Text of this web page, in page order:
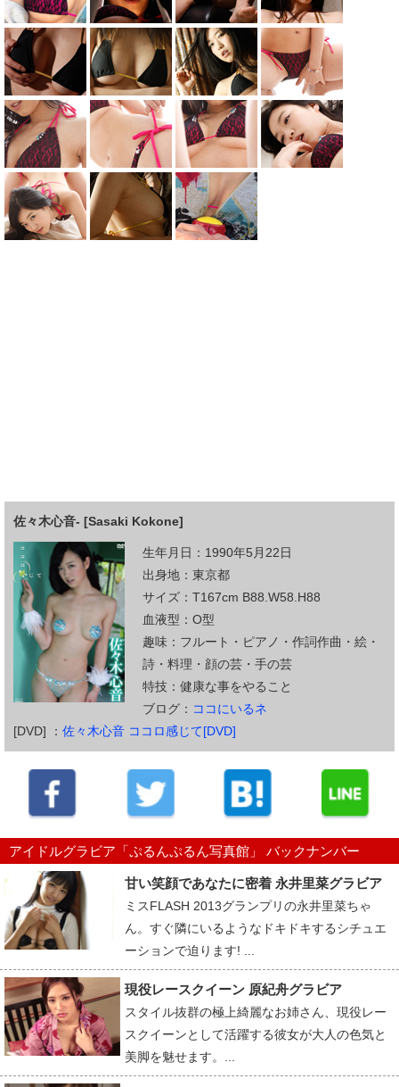
佐々木心音- [Sasaki Kokone]
生年月日：1990年5月22日
出身地：東京都
サイズ：T167cm B88.W58.H88
血液型：O型
趣味：フルート・ピアノ・作詞作曲・絵・
詩・料理・顔の芸・手の芸
特技：健康な事をやること
ブログ： ココにいるネ
[DVD] ： 佐々木心音 ココロ感じて[DVD]
アイドルグラビア「ぷるんぷるん写真館」 バックナンバー
甘い笑顔であなたに密着 永井里菜グラビア
ミスFLASH 2013グランプリの永井里菜ちゃ
ん。すぐ隣にいるようなドキドキするシチュエ
ーションで迫ります! ...
現役レースクイーン 原紀舟グラビア
スタイル抜群の極上綺麗なお姉さん、現役レー
スクイーンとして活躍する彼女が大人の色気と
美脚を魅せます。...